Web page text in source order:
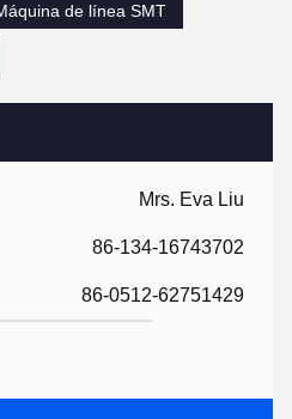
Mrs. Eva Liu
86-134-16743702
86-0512-62751429
de línea SMT